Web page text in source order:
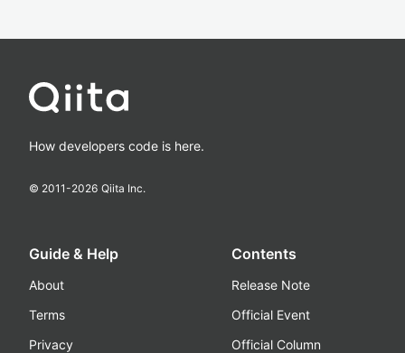
How developers code is here.
© 2011-2026 Qiita Inc.
Guide & Help
About
Terms
Privacy
Contents
Release Note
Official Event
Official Column